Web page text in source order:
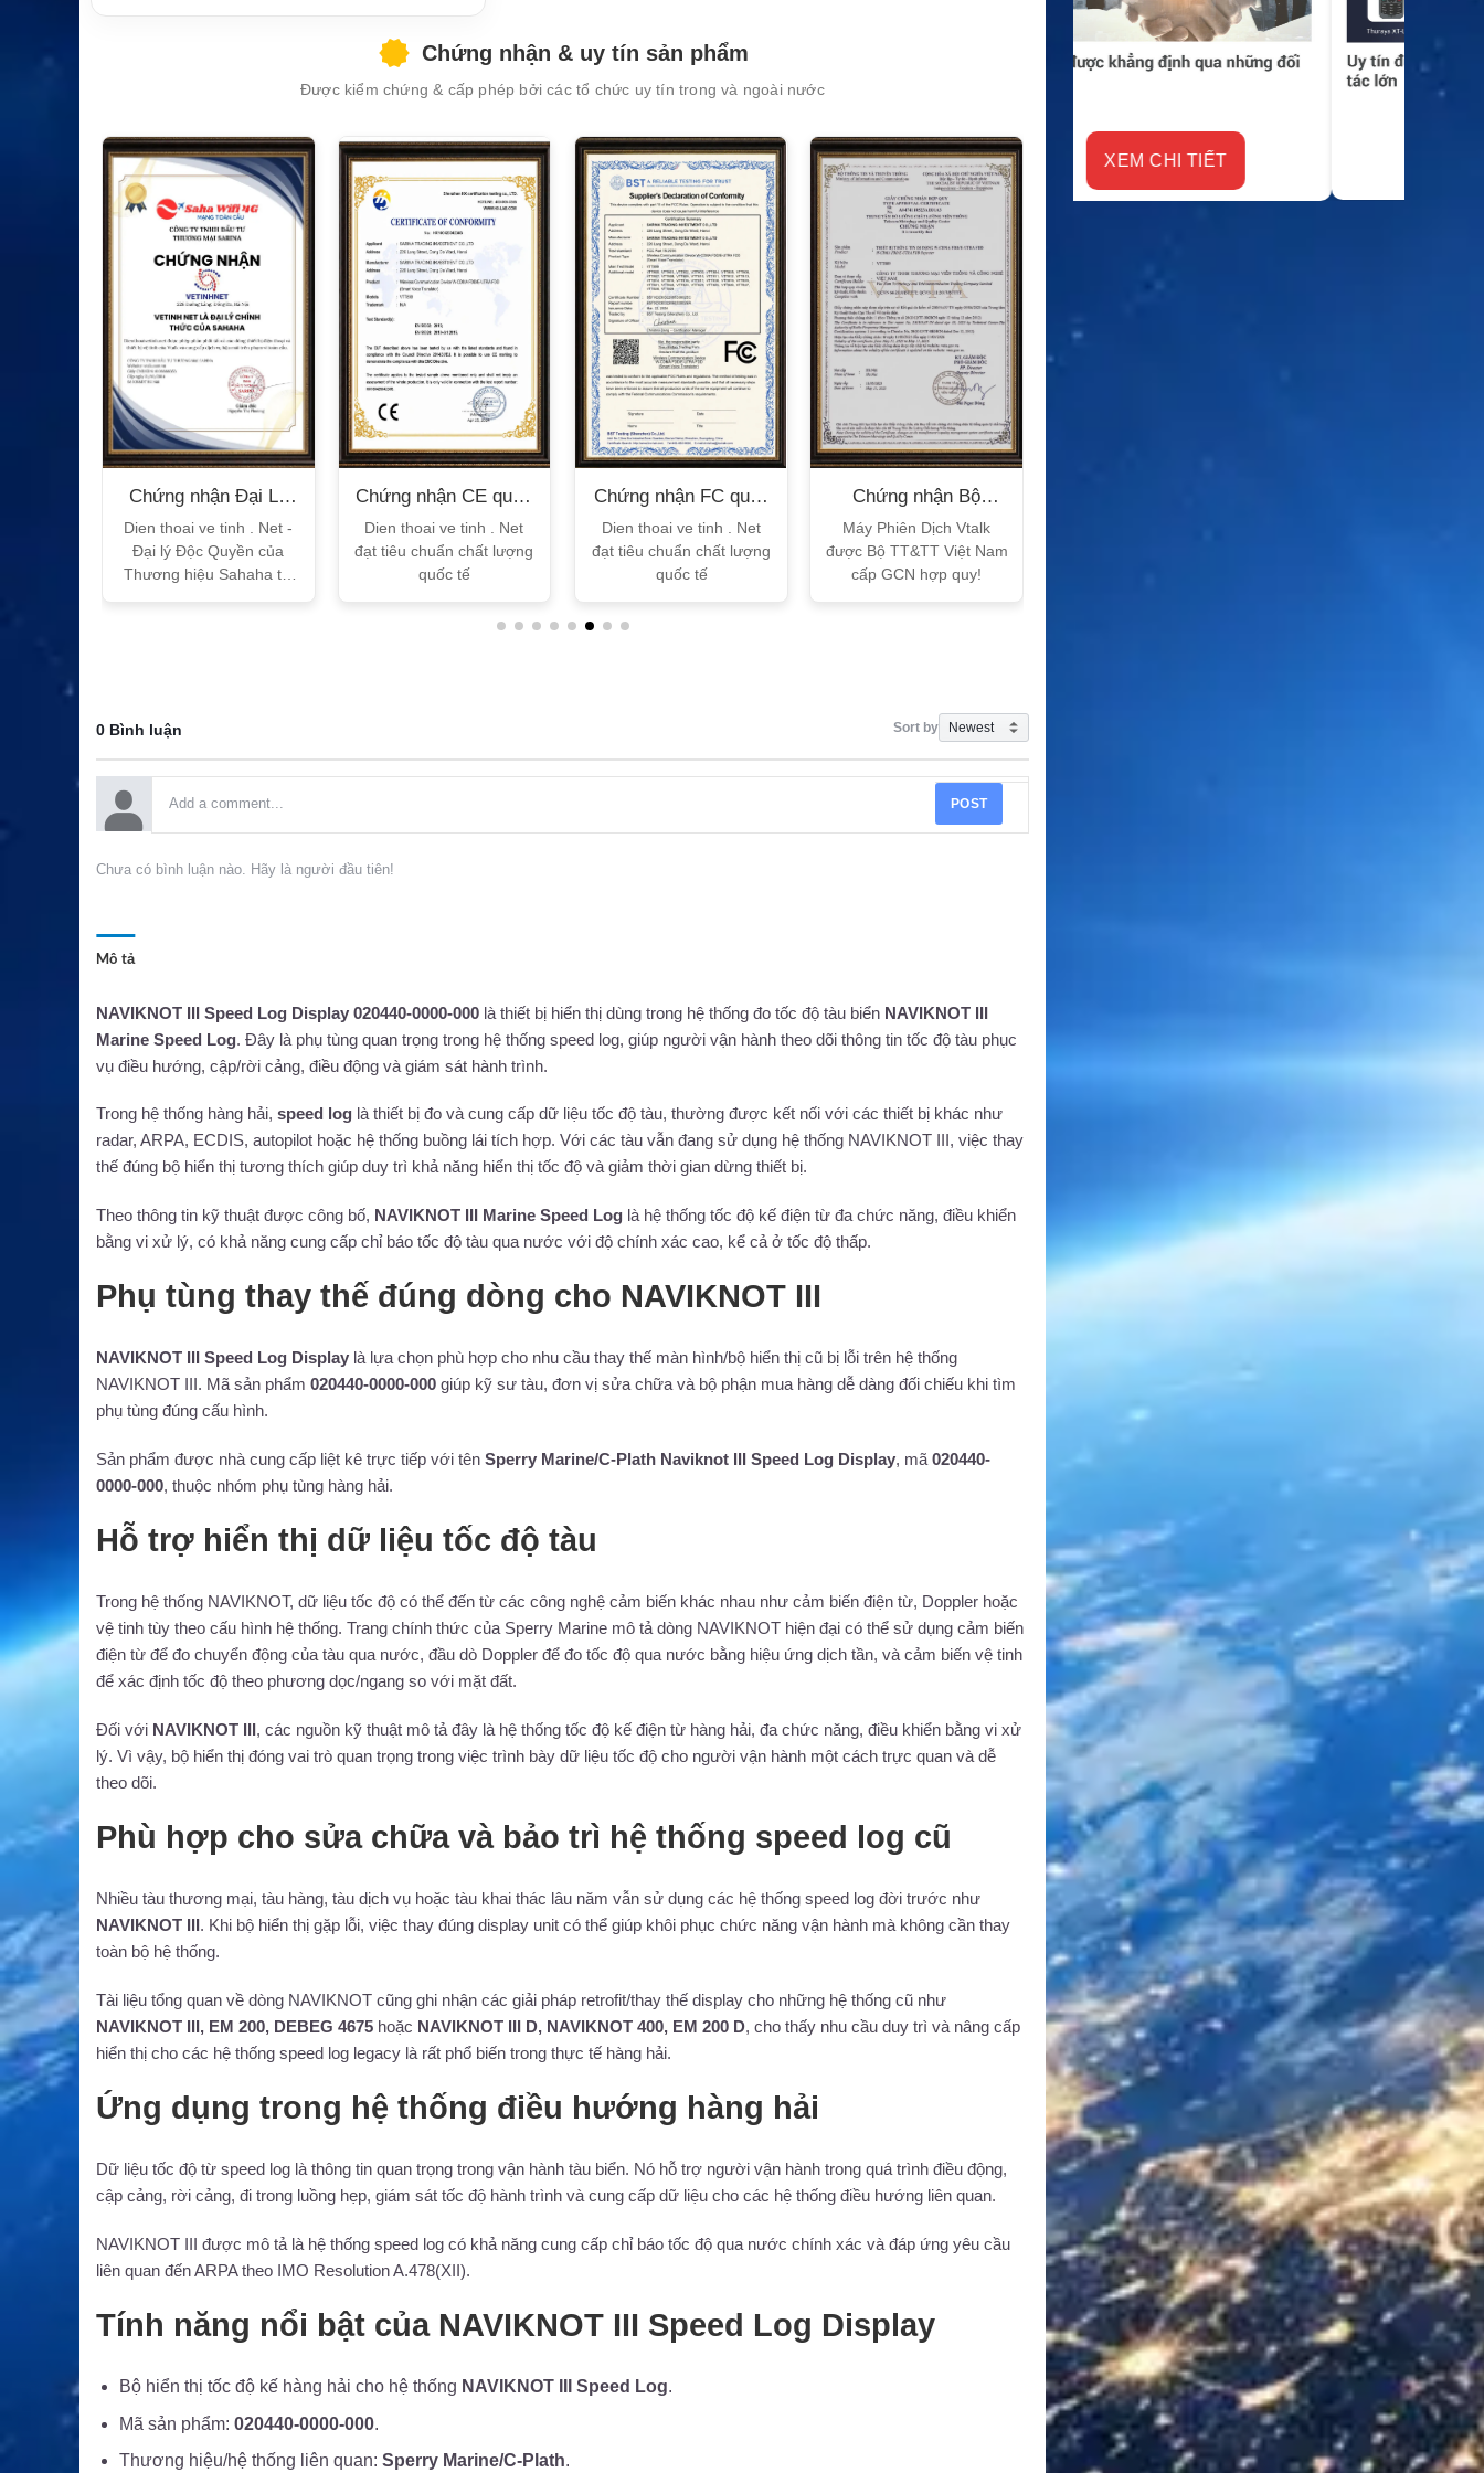
Chứng nhận & uy tín sản phẩm
Được kiểm chứng & cấp phép bởi các tổ chức uy tín trong và ngoài nước
Chứng nhận Đại Lý
Sahaha
Dien thoai ve tinh . Net -
Đại lý Độc Quyền của
Thương hiệu Sahaha tại
Chứng nhận CE quốc
tế
Dien thoai ve tinh . Net
đạt tiêu chuẩn chất lượng
quốc tế
Chứng nhận FC quốc
tế
Dien thoai ve tinh . Net
đạt tiêu chuẩn chất lượng
quốc tế
Chứng nhận Bộ
TT&TT
Máy Phiên Dịch Vtalk
được Bộ TT&TT Việt Nam
cấp GCN hợp quy!
0 Bình luận Sort by
POST
Chưa có bình luận nào. Hãy là người đầu tiên!
Mô tả
NAVIKNOT III Speed Log Display 020440-0000-000 là thiết bị hiển thị dùng trong hệ thống đo tốc độ tàu biển NAVIKNOT III
Marine Speed Log. Đây là phụ tùng quan trọng trong hệ thống speed log, giúp người vận hành theo dõi thông tin tốc độ tàu phục
vụ điều hướng, cập/rời cảng, điều động và giám sát hành trình.
Trong hệ thống hàng hải, speed log là thiết bị đo và cung cấp dữ liệu tốc độ tàu, thường được kết nối với các thiết bị khác như
radar, ARPA, ECDIS, autopilot hoặc hệ thống buồng lái tích hợp. Với các tàu vẫn đang sử dụng hệ thống NAVIKNOT III, việc thay
thế đúng bộ hiển thị tương thích giúp duy trì khả năng hiển thị tốc độ và giảm thời gian dừng thiết bị.
Theo thông tin kỹ thuật được công bố, NAVIKNOT III Marine Speed Log là hệ thống tốc độ kế điện từ đa chức năng, điều khiển
bằng vi xử lý, có khả năng cung cấp chỉ báo tốc độ tàu qua nước với độ chính xác cao, kể cả ở tốc độ thấp.
Phụ tùng thay thế đúng dòng cho NAVIKNOT III
NAVIKNOT III Speed Log Display là lựa chọn phù hợp cho nhu cầu thay thế màn hình/bộ hiển thị cũ bị lỗi trên hệ thống
NAVIKNOT III. Mã sản phẩm 020440-0000-000 giúp kỹ sư tàu, đơn vị sửa chữa và bộ phận mua hàng dễ dàng đối chiếu khi tìm
phụ tùng đúng cấu hình.
Sản phẩm được nhà cung cấp liệt kê trực tiếp với tên Sperry Marine/C-Plath Naviknot III Speed Log Display, mã 020440-
0000-000, thuộc nhóm phụ tùng hàng hải.
Hỗ trợ hiển thị dữ liệu tốc độ tàu
Trong hệ thống NAVIKNOT, dữ liệu tốc độ có thể đến từ các công nghệ cảm biến khác nhau như cảm biến điện từ, Doppler hoặc
vệ tinh tùy theo cấu hình hệ thống. Trang chính thức của Sperry Marine mô tả dòng NAVIKNOT hiện đại có thể sử dụng cảm biến
điện từ để đo chuyển động của tàu qua nước, đầu dò Doppler để đo tốc độ qua nước bằng hiệu ứng dịch tần, và cảm biến vệ tinh
để xác định tốc độ theo phương dọc/ngang so với mặt đất.
Đối với NAVIKNOT III, các nguồn kỹ thuật mô tả đây là hệ thống tốc độ kế điện từ hàng hải, đa chức năng, điều khiển bằng vi xử
lý. Vì vậy, bộ hiển thị đóng vai trò quan trọng trong việc trình bày dữ liệu tốc độ cho người vận hành một cách trực quan và dễ
theo dõi.
Phù hợp cho sửa chữa và bảo trì hệ thống speed log cũ
Nhiều tàu thương mại, tàu hàng, tàu dịch vụ hoặc tàu khai thác lâu năm vẫn sử dụng các hệ thống speed log đời trước như
NAVIKNOT III. Khi bộ hiển thị gặp lỗi, việc thay đúng display unit có thể giúp khôi phục chức năng vận hành mà không cần thay
toàn bộ hệ thống.
Tài liệu tổng quan về dòng NAVIKNOT cũng ghi nhận các giải pháp retrofit/thay thế display cho những hệ thống cũ như
NAVIKNOT III, EM 200, DEBEG 4675 hoặc NAVIKNOT III D, NAVIKNOT 400, EM 200 D, cho thấy nhu cầu duy trì và nâng cấp
hiển thị cho các hệ thống speed log legacy là rất phổ biến trong thực tế hàng hải.
Ứng dụng trong hệ thống điều hướng hàng hải
Dữ liệu tốc độ từ speed log là thông tin quan trọng trong vận hành tàu biển. Nó hỗ trợ người vận hành trong quá trình điều động,
cập cảng, rời cảng, đi trong luồng hẹp, giám sát tốc độ hành trình và cung cấp dữ liệu cho các hệ thống điều hướng liên quan.
NAVIKNOT III được mô tả là hệ thống speed log có khả năng cung cấp chỉ báo tốc độ qua nước chính xác và đáp ứng yêu cầu
liên quan đến ARPA theo IMO Resolution A.478(XII).
Tính năng nổi bật của NAVIKNOT III Speed Log Display
Bộ hiển thị tốc độ kế hàng hải cho hệ thống NAVIKNOT III Speed Log.
Mã sản phẩm: 020440-0000-000.
Thương hiệu/hệ thống liên quan: Sperry Marine/C-Plath.
XEM CHI TIẾT XEM CHI TIẾT XEM CHI TIẾT XEM CHI TIẾT